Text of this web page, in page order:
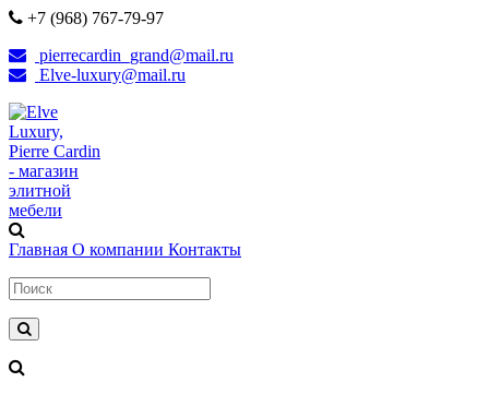
+7 (968) 767-79-97
pierrecardin_grand@mail.ru
Elve-luxury@mail.ru
Главная О компании Контакты